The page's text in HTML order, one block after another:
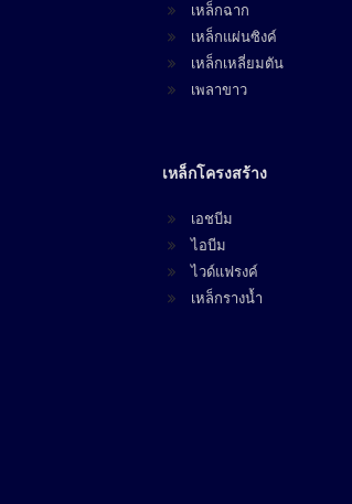
เหล็กฉาก
เหล็กแผ่นซิงค์
เหล็กเหลี่ยมตัน
เพลาขาว
เหล็กโครงสร้าง
เอชบีม
ไอบีม
ไวด์แฟรงค์
เหล็กรางน้ำ